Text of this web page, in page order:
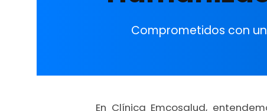
Comprometidos con
En Clínica Emcosalud,